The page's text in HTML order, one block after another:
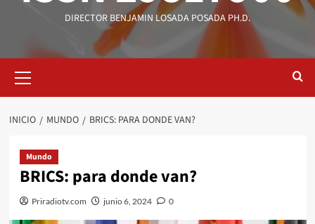
DIRECTOR BENJAMIN LOSADA POSADA PH.D.
primario
INICIO MUNDO BRICS: PARA DONDE VAN?
Mundo
BRICS: para donde van?
Priradiotv.com junio 6, 2024 0